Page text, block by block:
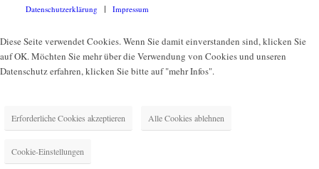
Datenschutzerklärung Impressum
Diese Seite verwendet Cookies. Wenn Sie damit einverstanden sind, klicken Sie
auf OK. Möchten Sie mehr über die Verwendung von Cookies und unseren
Datenschutz erfahren, klicken Sie bitte auf "mehr Infos".
Erforderliche Cookies akzeptieren Alle Cookies ablehnen
Cookie-Einstellungen